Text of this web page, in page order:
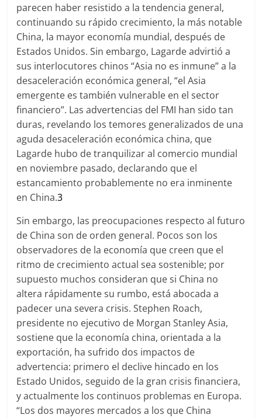
parecen haber resistido a la tendencia general,
continuando su rápido crecimiento, la más notable
China, la mayor economía mundial, después de
Estados Unidos. Sin embargo, Lagarde advirtió a
sus interlocutores chinos “Asia no es inmune” a la
desaceleración económica general, “el Asia
emergente es también vulnerable en el sector
financiero”. Las advertencias del FMI han sido tan
duras, revelando los temores generalizados de una
aguda desaceleración económica china, que
Lagarde hubo de tranquilizar al comercio mundial
en noviembre pasado, declarando que el
estancamiento probablemente no era inminente
en China.3
Sin embargo, las preocupaciones respecto al futuro
de China son de orden general. Pocos son los
observadores de la economía que creen que el
ritmo de crecimiento actual sea sostenible; por
supuesto muchos consideran que si China no
altera rápidamente su rumbo, está abocada a
padecer una severa crisis. Stephen Roach,
presidente no ejecutivo de Morgan Stanley Asia,
sostiene que la economía china, orientada a la
exportación, ha sufrido dos impactos de
advertencia: primero el declive hincado en los
Estado Unidos, seguido de la gran crisis financiera,
y actualmente los continuos problemas en Europa.
“Los dos mayores mercados a los que China